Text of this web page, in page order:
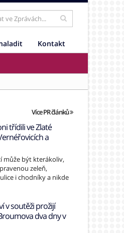
Kontakt
Více PR článků
třídili ve Zlaté
a
může být kterákoliv,
zeleň,
i chodníky a nikde
v soutěži prožijí
dva dny v